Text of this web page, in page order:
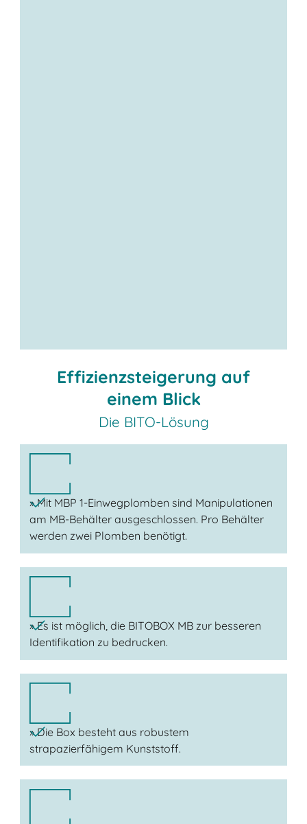
Effizienzsteigerung auf
einem Blick
Die BITO-Lösung
» Mit MBP 1-Einwegplomben sind Manipulationen
am MB-Behälter ausgeschlossen. Pro Behälter
werden zwei Plomben benötigt.
» Es ist möglich, die BITOBOX MB zur besseren
Identifikation zu bedrucken.
» Die Box besteht aus robustem
strapazierfähigem Kunststoff.